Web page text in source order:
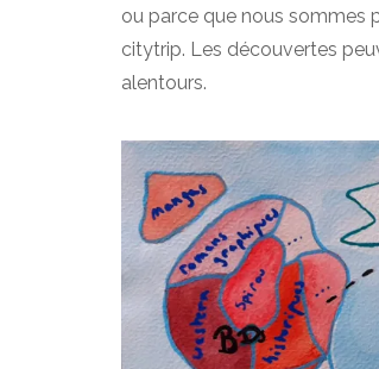
ou parce que nous sommes
citytrip. Les découvertes
alentours.